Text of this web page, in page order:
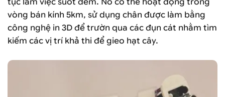
vòng bán kính 5km, sử dụng chân được làm bằng
công nghệ in 3D để trườn qua các đụn cát nhằm tìm
kiếm các vị trí khả thi để gieo hạt cây.